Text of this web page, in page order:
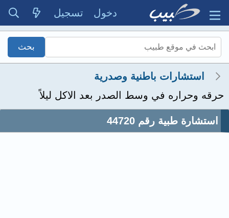
دخول تسجيل
استشارات باطنية وصدرية
حرقه وحراره في وسط الصدر بعد الاكل ليلاً
استشارة طبية رقم 44720